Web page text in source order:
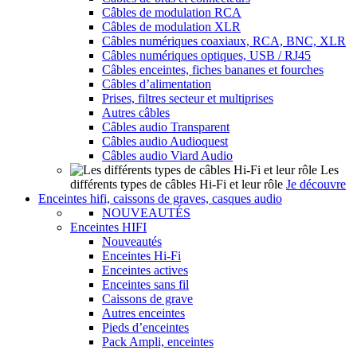
Câbles de modulation RCA
Câbles de modulation XLR
Câbles numériques coaxiaux, RCA, BNC, XLR
Câbles numériques optiques, USB / RJ45
Câbles enceintes, fiches bananes et fourches
Câbles d’alimentation
Prises, filtres secteur et multiprises
Autres câbles
Câbles audio Transparent
Câbles audio Audioquest
Câbles audio Viard Audio
Les
différents types de câbles Hi-Fi et leur rôle Je découvre
Enceintes hifi, caissons de graves, casques audio
NOUVEAUTÉS
Enceintes HIFI
Nouveautés
Enceintes Hi-Fi
Enceintes actives
Enceintes sans fil
Caissons de grave
Autres enceintes
Pieds d’enceintes
Pack Ampli, enceintes